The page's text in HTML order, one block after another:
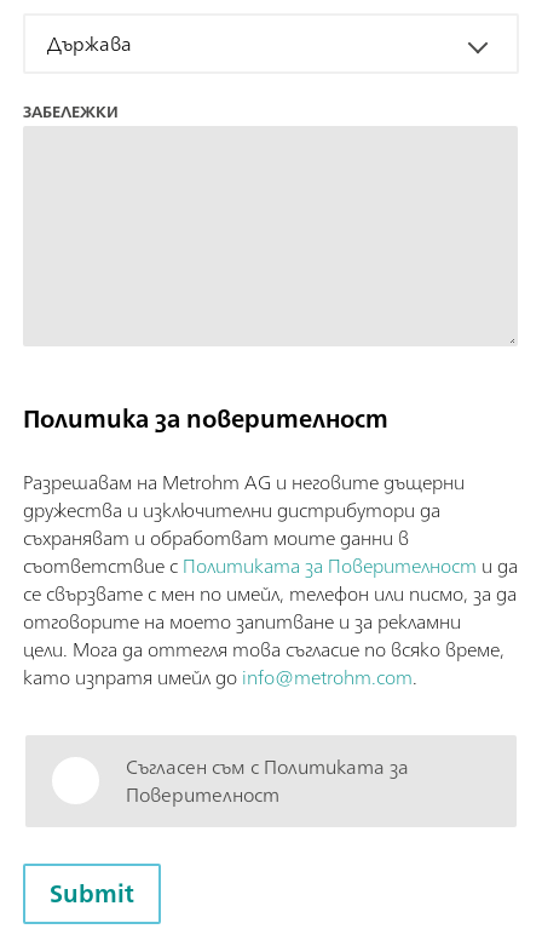
Държава
ЗАБЕЛЕЖКИ
Политика за поверителност
Разрешавам на Metrohm AG и неговите дъщерни
дружества и изключителни дистрибутори да
съхраняват и обработват моите данни в
съответствие сПолитиката за Поверителност и да
се свързвате с мен по имейл, телефон или писмо, за да
отговорите на моето запитване и за рекламни
цели. Мога да оттегля това съгласие по всяко време,
като изпратя имейл доinfo@metrohm.com.
Съгласен съм с Политиката за
Поверителност
Submit